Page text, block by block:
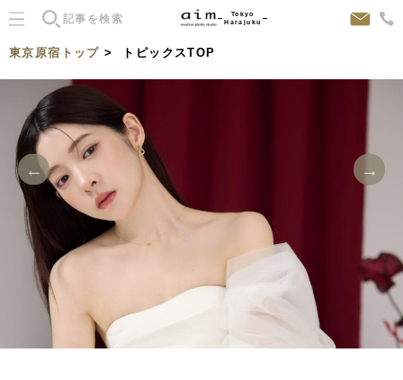
Tokyo
Harajuku
東京原宿トップ > トピックスTOP